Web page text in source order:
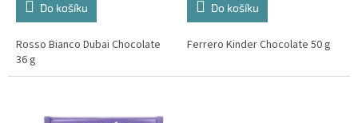
Do košíku
Rosso Bianco Dubai Chocolate
36 g
Do košíku
Ferrero Kinder Chocolate 50 g